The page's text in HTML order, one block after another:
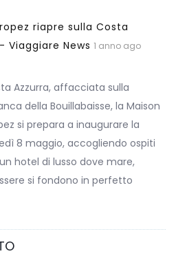
riapre sulla Costa
Viaggiare News 1 anno ago
Azzurra, affacciata sulla
della Bouillabaisse, la Maison
si prepara a inaugurare la
8 maggio, accogliendo ospiti
hotel di lusso dove mare,
si fondono in perfetto